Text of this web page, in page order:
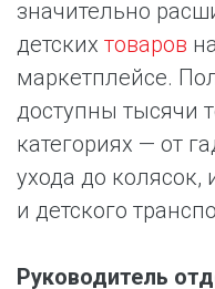
значительно
детских товаров
маркетплейсе.
доступны тысячи
категориях — от
ухода до колясок,
и детского
Руководитель